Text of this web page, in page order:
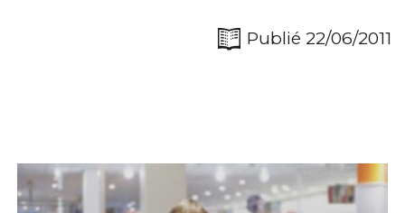
Publié 22/06/2011